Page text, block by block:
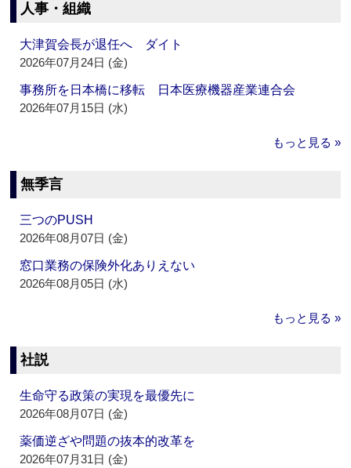
人事・組織
大津賀会長が退任へ ダイト
2026年07月24日 (金)
事務所を日本橋に移転 日本医療機器産業連合会
2026年07月15日 (水)
もっと見る »
無季言
三つのPUSH
2026年08月07日 (金)
窓口業務の保険外化ありえない
2026年08月05日 (水)
もっと見る »
社説
生命守る政策の実現を最優先に
2026年08月07日 (金)
薬価逆ざや問題の抜本的改革を
2026年07月31日 (金)